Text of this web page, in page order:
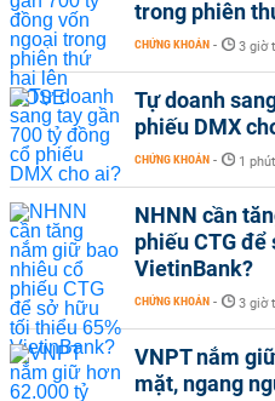
trong phiên
CHỨNG KHOÁN - 3 giờ
Tự doanh
phiếu DMX
CHỨNG KHOÁN - 1
NHNN cần
phiếu CTG
VietinBank?
CHỨNG KHOÁN - 3 giờ
VNPT nắm
mặt, ngang